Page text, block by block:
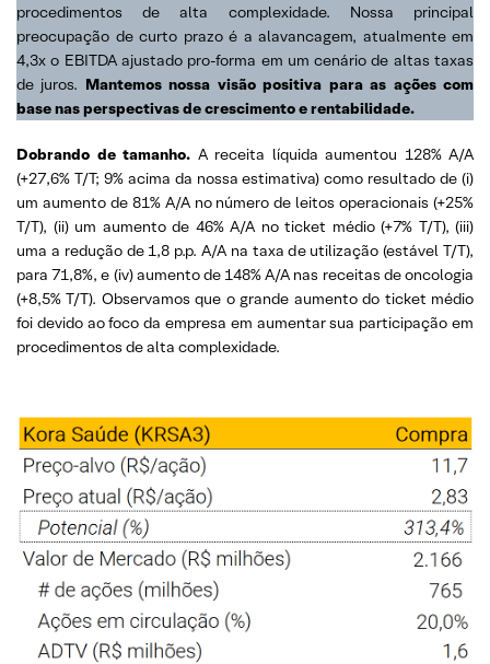
procedimentos de alta complexidade. Nossa principal
preocupação de curto prazo é a alavancagem, atualmente em
4,3x o EBITDA ajustado pro-forma em um cenário de altas taxas
de juros. Mantemos nossa visão positiva para as ações com
base nas perspectivas de crescimento e rentabilidade.
Dobrando de tamanho. A receita líquida aumentou 128% A/A
(+27,6% T/T; 9% acima da nossa estimativa) como resultado de (i)
um aumento de 81% A/A no número de leitos operacionais (+25%
T/T), (ii) um aumento de 46% A/A no ticket médio (+7% T/T), (iii)
uma a redução de 1,8 p.p. A/A na taxa de utilização (estável T/T),
para 71,8%, e (iv) aumento de 148% A/A nas receitas de oncologia
(+8,5% T/T). Observamos que o grande aumento do ticket médio
foi devido ao foco da empresa em aumentar sua participação em
procedimentos de alta complexidade.